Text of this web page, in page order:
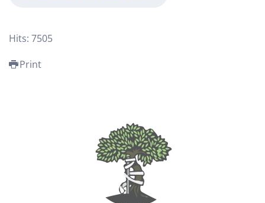
Hits: 7505
Print